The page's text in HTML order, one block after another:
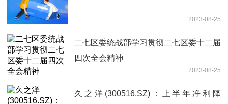
2023-08-25
二七区委统战部学习贯彻二七区委十二届
四次全会精神
2023-08-25
久之洋(300516.SZ)：上半年净利降